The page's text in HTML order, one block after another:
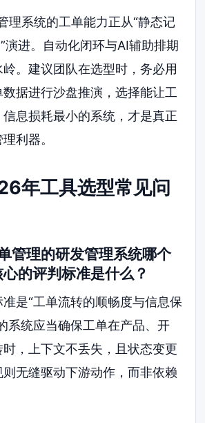
理系统的工单能力正从“静态记
演进。自动化闭环与AI辅助排期
。建议团队在选型时，务必用
据进行沙盘推演，选择能让工
息损耗最小的系统，才是真正
利器。
年工具选型常见问
管理的研发管理系统哪个
的评判标准是什么？
是“工单流转的顺畅度与信息保
系统应当确保工单在产品、开
，上下文不丢失，且状态变更
无缝驱动下游动作，而非依赖